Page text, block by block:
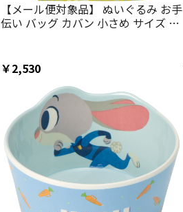
【メール便対象品】 ぬいぐるみ お手
伝い バッグ カバン 小さめ サイズ キ
ィズニー Disney
￥2,530